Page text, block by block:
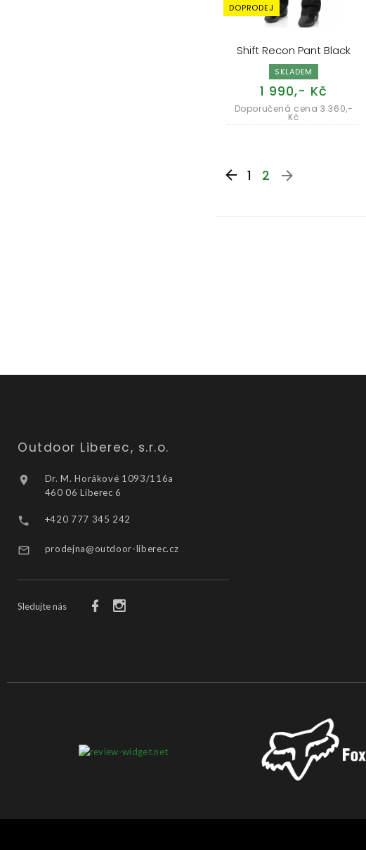
Shift Recon Pant Black
SKLADEM
1 990,- Kč
Doporučená cena 3 360,-
Kč
DOPRODEJ
1 2
Outdoor Liberec, s.r.o.
Dr. M. Horákové 1093/116a
460 06 Liberec 6
+420 777 345 242
prodejna@outdoor-liberec.cz
Sledujte nás